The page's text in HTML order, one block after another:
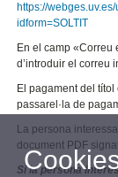
https://
idform=SOLTIT
En el camp «Correu
d’introduir el correu
El pagament del
passarel·la de
La persona
document PDF
Si la persona